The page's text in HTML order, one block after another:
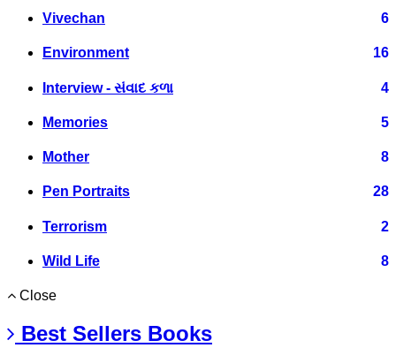
Vivechan 6
Environment 16
Interview - સંવાદ કળા 4
Memories 5
Mother 8
Pen Portraits 28
Terrorism 2
Wild Life 8
Close
Best Sellers Books